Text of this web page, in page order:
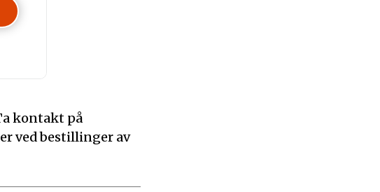
kontakt på
ved bestillinger av